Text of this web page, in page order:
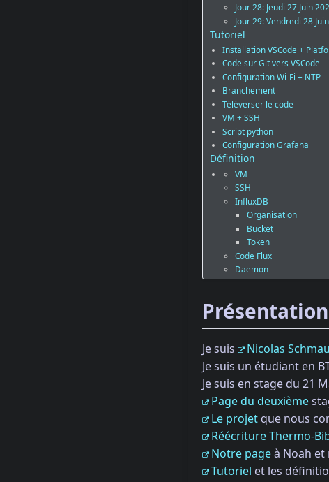
Jour 28: Jeudi 27 Juin
Jour 29: Vendredi 28
Tutoriel
Installation VSCode +
Code sur Git vers VSCode
Configuration Wi-Fi + NTP
Branchement
Téléverser le code
VM + SSH
Script python
Configuration Grafana
Définition
VM
SSH
InfluxDB
Organisation
Bucket
Token
Code Flux
Daemon
Je suis
Nicolas
Je suis un étudiant en
Je suis en stage du 21
Page du deuxième
Le projet que nous
Réécriture Thermo-
Notre pageà Noah
Tutoriel et les